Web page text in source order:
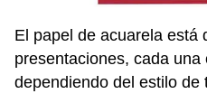
El papel de acuarela está
presentaciones, cada
dependiendo del estilo de